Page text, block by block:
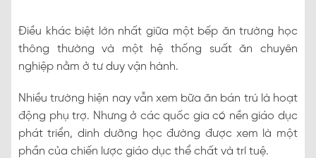
Điều khác biệt lớn nhất giữa một bếp ăn trường học
thông thường và một hệ thống suất ăn chuyên
nghiệp nằm ở tư duy vận hành.
Nhiều trường hiện nay vẫn xem bữa ăn bán trú là hoạt
động phụ trợ. Nhưng ở các quốc gia có nền giáo dục
phát triển, dinh dưỡng học đường được xem là một
phần của chiến lược giáo dục thể chất và trí tuệ.